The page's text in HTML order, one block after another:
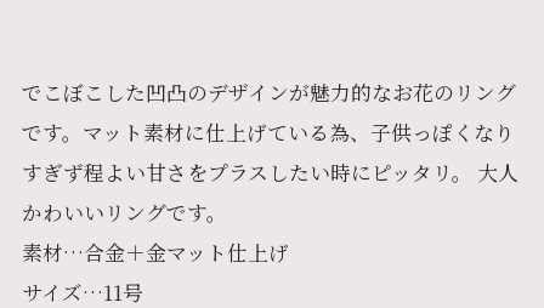
でこぼこした凹凸のデザインが魅力的なお花のリング
です。マット素材に仕上げている為、子供っぽくなり
すぎず程よい甘さをプラスしたい時にピッタリ。 大人
かわいいリングです。
素材…合金＋金マット仕上げ
サイズ…11号